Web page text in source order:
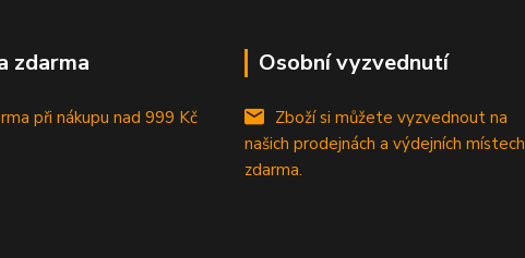
zdarma
při nákupu nad 999 Kč
Osobní vyzvednutí
Zboží si můžete vyzvednout na
našich prodejnách a výdejních místech
zdarma.